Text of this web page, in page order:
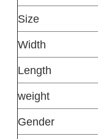
Size
Width
Length
weight
Gender